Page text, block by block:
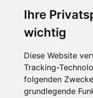
Ihre
wichtig
Diese Website
Tracking-
folgenden
grundlegende